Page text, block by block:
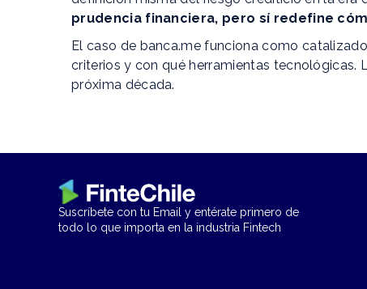
prudencia financiera, pero sí redefine
El caso de banca.me funciona como
criterios y con qué herramientas tecnológicas.
próxima década.
Suscríbete con tu Email y entérate primero de
todo lo que importa en la industria Fintech